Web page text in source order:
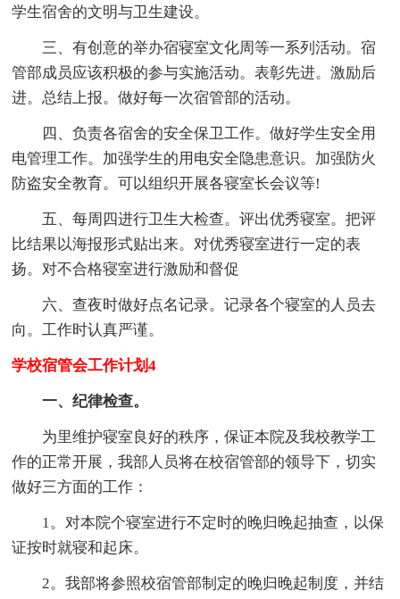
学生宿舍的文明与卫生建设。
三、有创意的举办宿寝室文化周等一系列活动。宿
管部成员应该积极的参与实施活动。表彰先进。激励后
进。总结上报。做好每一次宿管部的活动。
四、负责各宿舍的安全保卫工作。做好学生安全用
电管理工作。加强学生的用电安全隐患意识。加强防火
防盗安全教育。可以组织开展各寝室长会议等!
五、每周四进行卫生大检查。评出优秀寝室。把评
比结果以海报形式贴出来。对优秀寝室进行一定的表
扬。对不合格寝室进行激励和督促
六、查夜时做好点名记录。记录各个寝室的人员去
向。工作时认真严谨。
学校宿管会工作计划4
一、纪律检查。
为里维护寝室良好的秩序，保证本院及我校教学工
作的正常开展，我部人员将在校宿管部的领导下，切实
做好三方面的工作：
1。对本院个寝室进行不定时的晚归晚起抽查，以保
证按时就寝和起床。
2。我部将参照校宿管部制定的晚归晚起制度，并结